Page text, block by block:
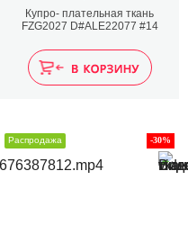
Купро- плательная ткань
FZG2027 D#ALE22077 #14
-30%
Распродажа